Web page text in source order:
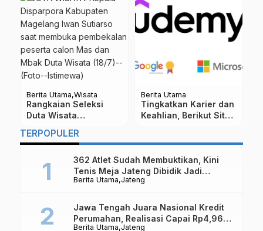
Berita Utama Wisata
Rangkaian Seleksi
Duta Wisata
Dimulai
Berita Utama
Tingkatkan Karier dan
Keahlian, Berikut Situs
TERPOPULER
Berita Utama Jateng
362 Atlet Sudah Membuktikan, Kini
Tenis Meja Jateng Dibidik Jadi
Kekuatan Nasional
Berita Utama Jateng
Jawa Tengah Juara Nasional Kredit
Perumahan, Realisasi Capai Rp4,96